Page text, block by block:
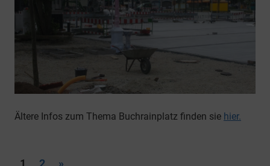
Ältere Infos zum Thema Buchrainplatz finden sie hier.
Nächste